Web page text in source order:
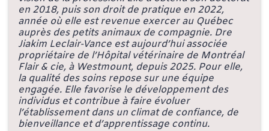
en 2018, puis son droit de pratique en 2022,
année où elle est revenue exercer au Québec
auprès des petits animaux de compagnie. Dre
Jiakim Leclair-Vance est aujourd’hui associée
propriétaire de l’Hôpital vétérinaire de Montréal
Flair & cie, à Westmount, depuis 2025. Pour elle,
la qualité des soins repose sur une équipe
engagée. Elle favorise le développement des
individus et contribue à faire évoluer
l’établissement dans un climat de confiance, de
bienveillance et d’apprentissage continu.